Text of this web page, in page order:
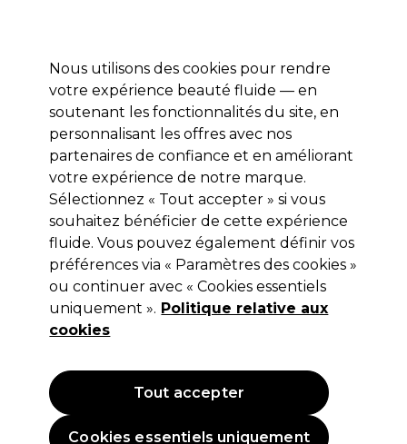
Se connecter
Marques Bons plans Coiffure Electro et Matériel
Livraison et délais
lire la suite
Wahl
Wahl Lames pour Tondeuse 5 Star
Hero
(0)
32,50 €Hors TVA
Nous utilisons des cookies pour rendre
votre expérience beauté fluide — en
soutenant les fonctionnalités du site, en
personnalisant les offres avec nos
partenaires de confiance et en améliorant
votre expérience de notre marque.
Sélectionnez « Tout accepter » si vous
souhaitez bénéficier de cette expérience
fluide. Vous pouvez également définir vos
préférences via « Paramètres des cookies »
ou continuer avec « Cookies essentiels
uniquement ». Politique relative aux
cookies
Cookies essentiels uniquement
Tout accepter